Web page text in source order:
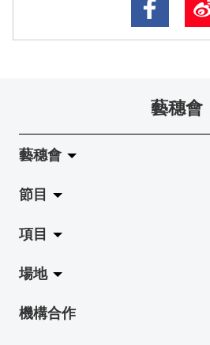
藝穗會
藝穗會
關於藝穗會
藝穗會的演化
使命與宗旨
藝穗會架構
節目
拉闊
展覽
演出
項目
Jazz-Go-Central, Jazz-Go-Fringe
LPL
場地
陳麗玲畫廊
機構合作